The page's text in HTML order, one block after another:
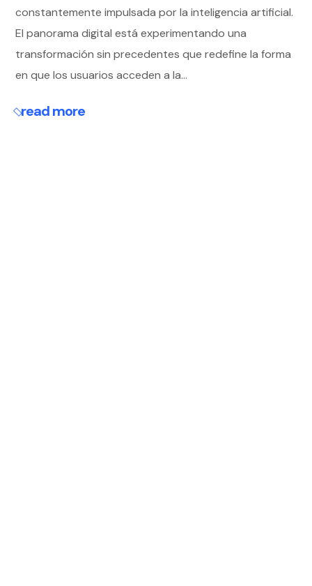
constantemente impulsada por la inteligencia artificial.
El panorama digital está experimentando una
transformación sin precedentes que redefine la forma
en que los usuarios acceden a la...
read more